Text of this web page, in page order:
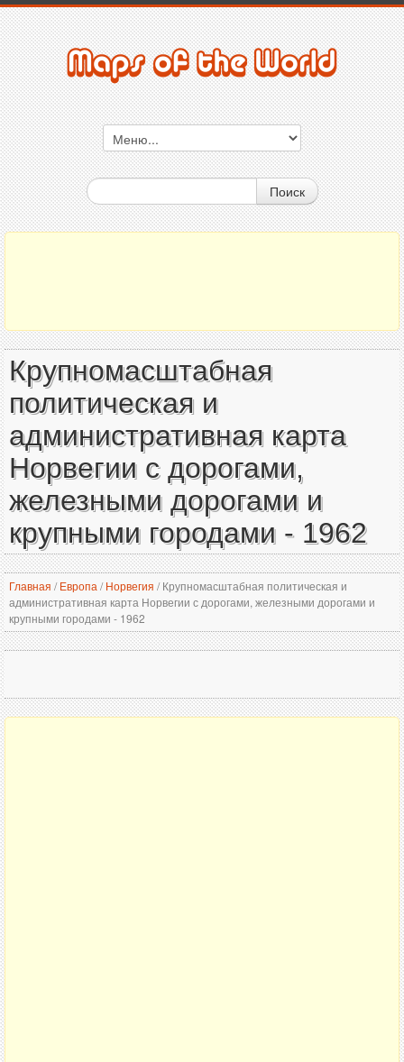
Поиск
Крупномасштабная
политическая и
административная карта
Норвегии с дорогами,
железными дорогами и
крупными городами - 1962
Главная / Европа / Норвегия /Крупномасштабная политическая и
административная карта Норвегии с дорогами, железными дорогами и
крупными городами - 1962